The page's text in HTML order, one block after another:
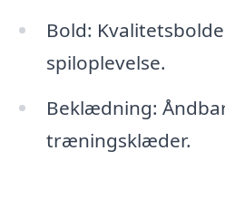
Bold:
spiloplevelse.
Beklædning:
træningsklæder.